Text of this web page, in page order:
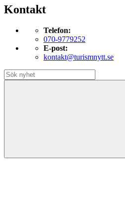
Kontakt
Telefon:
070-9779252
E-post:
kontakt@turismnytt.se